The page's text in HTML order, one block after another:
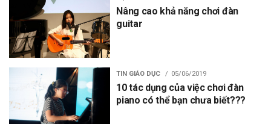
Nâng cao khả năng chơi đàn
guitar
TIN GIÁO DỤC 05/06/2019
10 tác dụng của việc chơi đàn
piano có thể bạn chưa biết???